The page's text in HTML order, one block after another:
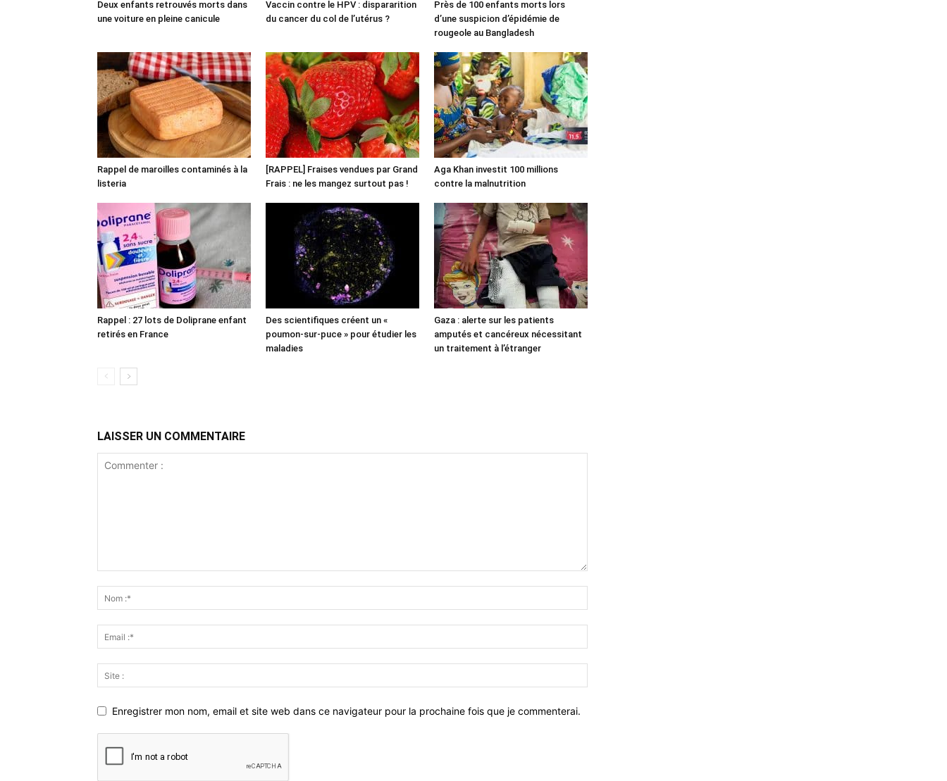
Deux enfants retrouvés morts dans
une voiture en pleine canicule
Vaccin contre le HPV : dispararition
du cancer du col de l’utérus ?
Près de 100 enfants morts lors
d’une suspicion d’épidémie de
rougeole au Bangladesh
Rappel de maroilles contaminés à la
listeria
[RAPPEL] Fraises vendues par Grand
Frais : ne les mangez surtout pas !
Aga Khan investit 100 millions
contre la malnutrition
Rappel : 27 lots de Doliprane enfant
retirés en France
Des scientifiques créent un «
poumon-sur-puce » pour étudier les
maladies
Gaza : alerte sur les patients
amputés et cancéreux nécessitant
un traitement à l’étranger
LAISSER UN COMMENTAIRE
Enregistrer mon nom, email et site web dans ce navigateur pour la prochaine fois que je commenterai.